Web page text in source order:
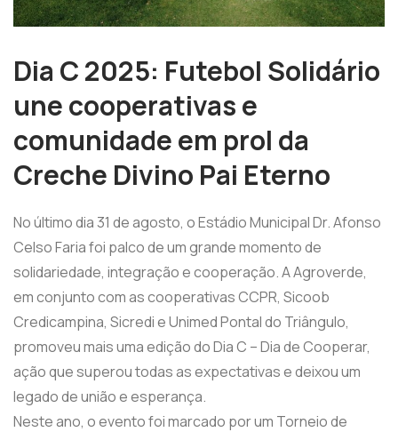
Dia C 2025: Futebol Solidário
une cooperativas e
comunidade em prol da
Creche Divino Pai Eterno
No último dia 31 de agosto, o Estádio Municipal Dr. Afonso
Celso Faria foi palco de um grande momento de
solidariedade, integração e cooperação. A Agroverde,
em conjunto com as cooperativas CCPR, Sicoob
Credicampina, Sicredi e Unimed Pontal do Triângulo,
promoveu mais uma edição do Dia C – Dia de Cooperar,
ação que superou todas as expectativas e deixou um
legado de união e esperança.
Neste ano, o evento foi marcado por um Torneio de